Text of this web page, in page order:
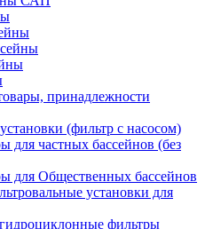
принадлежности
(фильтр с насосом)
для частных бассейнов (без
для Общественных бассейнов
установки для
фильтры